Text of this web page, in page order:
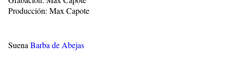
Producción: Max Capote
SuenaBarba de Abejas